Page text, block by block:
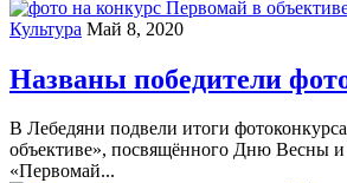
Культура Май 8, 2020
Названы победители
В Лебедяни подвели итоги
объективе», посвящённого Дню Весны
«Первомай...